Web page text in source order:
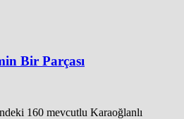
Bir Parçası
160 mevcutlu Karaoğlanlı